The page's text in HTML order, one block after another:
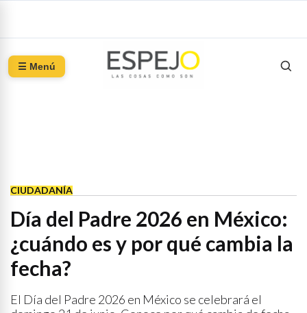
☰ Menú
CIUDADANÍA
Día del Padre 2026 en México:
¿cuándo es y por qué cambia la
fecha?
El Día del Padre 2026 en México se celebrará el